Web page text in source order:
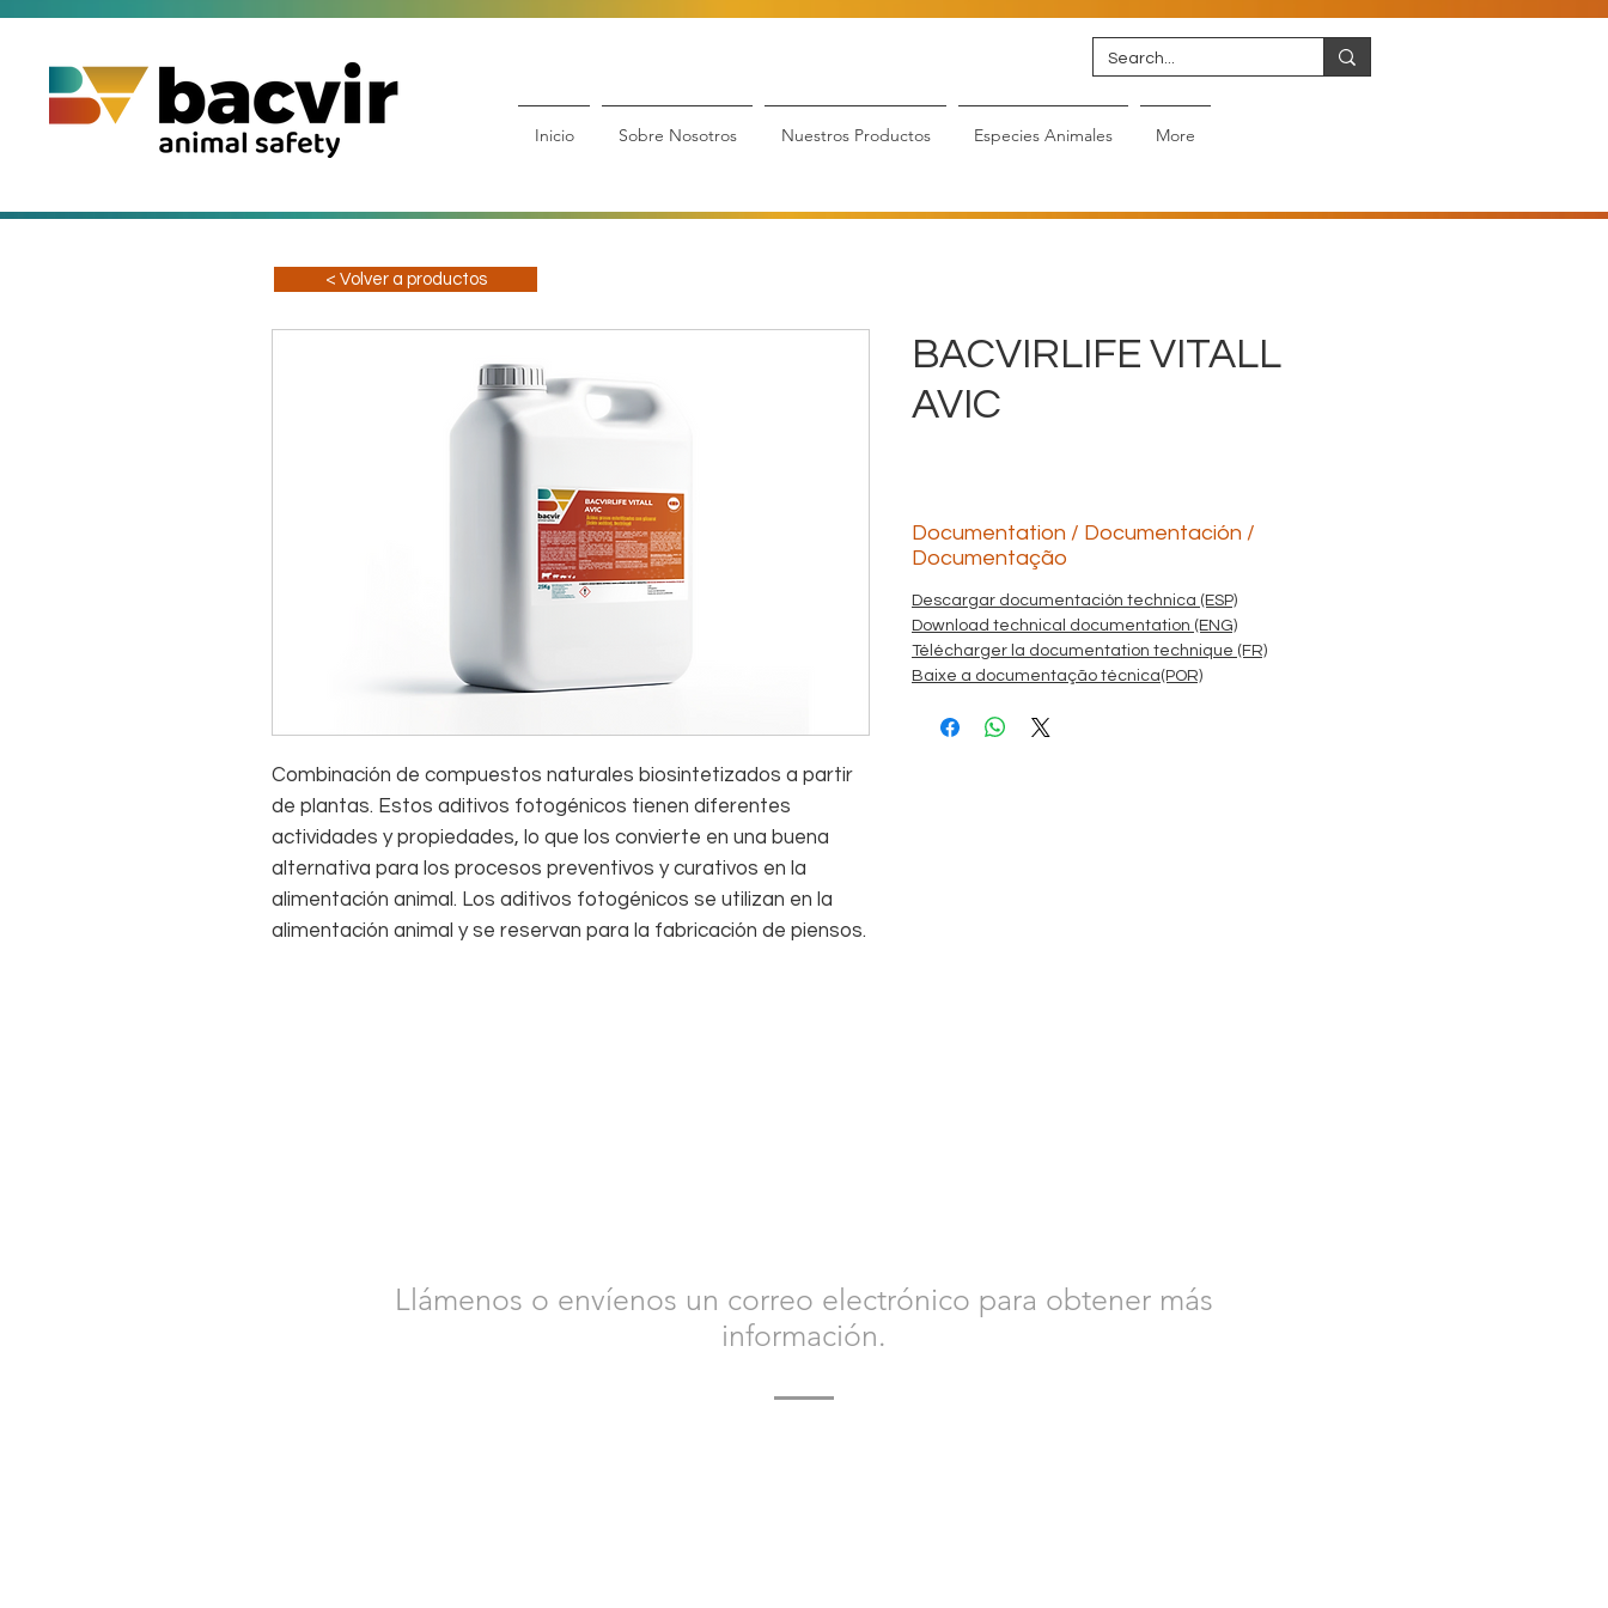
Inicio Sobre Nosotros Nuestros Productos Especies Animales More
< Volver a productos
Combinación de compuestos naturales biosintetizados a partir
de plantas. Estos aditivos fotogénicos tienen diferentes
actividades y propiedades, lo que los convierte en una buena
alternativa para los procesos preventivos y curativos en la
alimentación animal. Los aditivos fotogénicos se utilizan en la
alimentación animal y se reservan para la fabricación de piensos.
BACVIRLIFE VITALL
AVIC
Documentation / Documentación /
Documentação
Descargar documentación technica (ESP)
Download technical documentation (ENG)
Télécharger la documentation technique (FR)
Baixe a documentação técnica(POR)
Llámenos o envíenos un correo electrónico para obtener más
información.